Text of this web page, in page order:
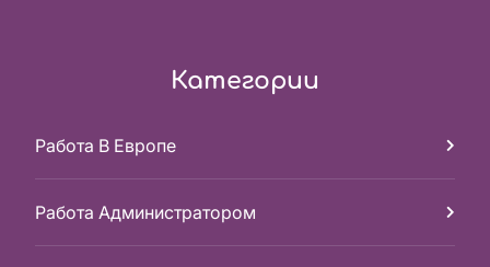
Категории
Работа В Европе
Работа Администратором